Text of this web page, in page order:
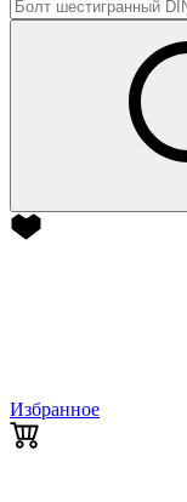
Избранное